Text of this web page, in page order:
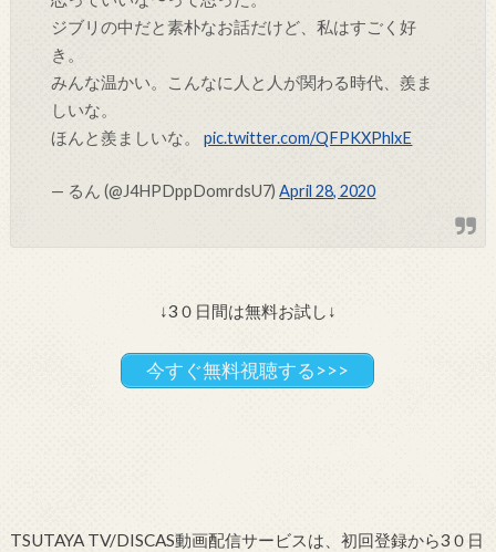
ジブリの中だと素朴なお話だけど、私はすごく好
き。
みんな温かい。こんなに人と人が関わる時代、羨ま
しいな。
ほんと羨ましいな。pic.twitter.com/QFPKXPhlxE
— るん (@J4HPDppDomrdsU7)April 28, 2020
↓3０日間は無料お試し↓
今すぐ無料視聴する>>>
TSUTAYA TV/DISCAS動画配信サービスは、初回登録から3０日